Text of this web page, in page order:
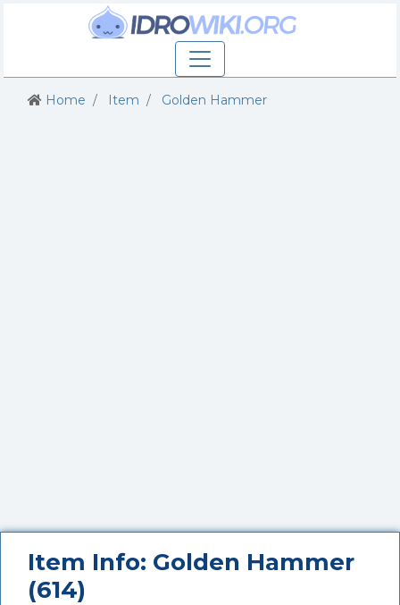
Home Item Golden Hammer
Item Info: Golden Hammer
(614)